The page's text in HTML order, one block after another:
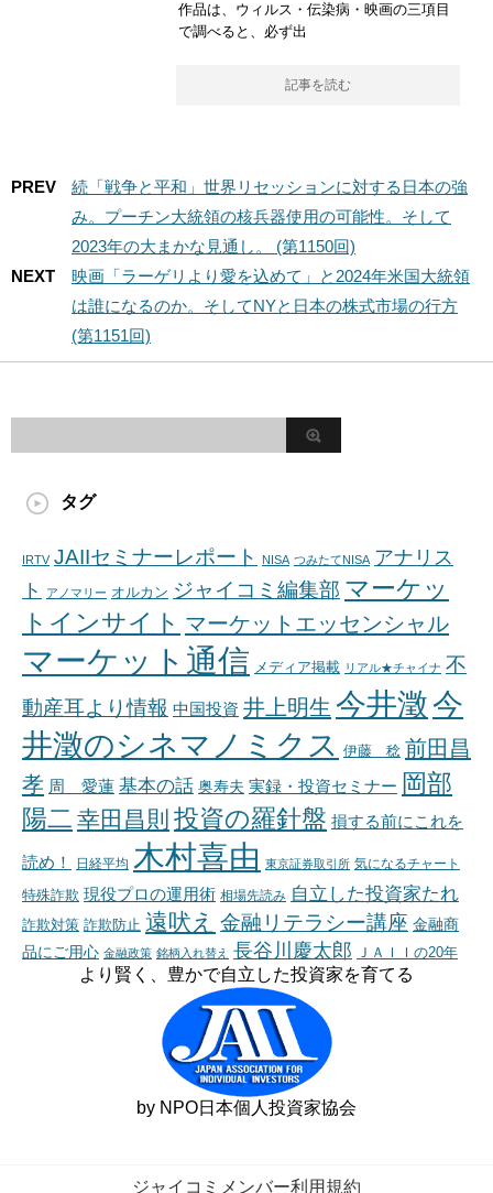
作品は、ウィルス・伝染病・映画の三項目
で調べると、必ず出
記事を読む
PREV
続「戦争と平和」世界リセッションに対する日本の強
み。プーチン大統領の核兵器使用の可能性。そして
2023年の大まかな見通し。 (第1150回)
NEXT
映画「ラーゲリより愛を込めて」と2024年米国大統領
は誰になるのか。そしてNYと日本の株式市場の行方
(第1151回)
タグ
IRTV JAIIセミナーレポート NISA つみたてNISA アナリス
ト
アノマリー オルカン ジャイコミ編集部 マーケッ
トインサイト マーケットエッセンシャル
マーケット通信 メディア掲載 リアル★チャイナ 不
動産耳より情報 中国投資 井上明生 今井澂今
井澂のシネマノミクス 伊藤 稔 前田昌
孝 周 愛蓮 基本の話 奥寿夫 実録・投資セミナー 岡部
陽二 幸田昌則 投資の羅針盤 損する前にこれを
読め！ 日経平均 木村喜由 東京証券取引所 気になるチャート
特殊詐欺 現役プロの運用術 相場先読み 自立した投資家たれ
詐欺対策 詐欺防止 遠吠え 金融リテラシー講座 金融商
品にご用心 金融政策 銘柄入れ替え 長谷川慶太郎 ＪＡＩＩの20年
より賢く、豊かで自立した投資家を育てる
by NPO日本個人投資家協会
ジャイコミメンバー利用規約